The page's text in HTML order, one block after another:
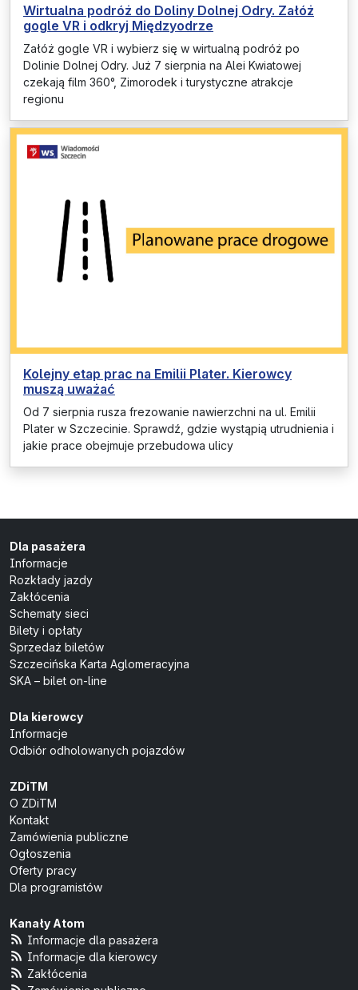
Wirtualna podróż do Doliny Dolnej Odry. Załóż
gogle VR i odkryj Międzyodrze
Załóż gogle VR i wybierz się w wirtualną podróż po
Dolinie Dolnej Odry. Już 7 sierpnia na Alei Kwiatowej
czekają film 360°, Zimorodek i turystyczne atrakcje
regionu
Kolejny etap prac na Emilii Plater. Kierowcy
muszą uważać
Od 7 sierpnia rusza frezowanie nawierzchni na ul. Emilii
Plater w Szczecinie. Sprawdź, gdzie wystąpią utrudnienia i
jakie prace obejmuje przebudowa ulicy
Dla pasażera
Informacje
Rozkłady jazdy
Zakłócenia
Schematy sieci
Bilety i opłaty
Sprzedaż biletów
Szczecińska Karta Aglomeracyjna
SKA – bilet on-line
Dla kierowcy
Informacje
Odbiór odholowanych pojazdów
ZDiTM
O ZDiTM
Kontakt
Zamówienia publiczne
Ogłoszenia
Oferty pracy
Dla programistów
Kanały Atom
Informacje dla pasażera
Informacje dla kierowcy
Zakłócenia